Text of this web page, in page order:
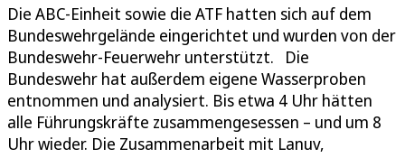
Die ABC-Einheit sowie die ATF hatten sich auf dem
Bundeswehrgelände eingerichtet und wurden von der
Bundeswehr-Feuerwehr unterstützt. Die
Bundeswehr hat außerdem eigene Wasserproben
entnommen und analysiert. Bis etwa 4 Uhr hätten
alle Führungskräfte zusammengesessen – und um 8
Uhr wieder. Die Zusammenarbeit mit Lanuv,